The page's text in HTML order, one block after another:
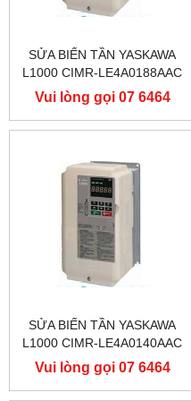
SỬA BIẾN TẦN YASKAWA
L1000 CIMR-LE4A0188AAC
400V 90KW, BIẾN TẦN
YASKAWA L1000
Vui lòng gọi 07 6464
9556
SỬA BIẾN TẦN YASKAWA
L1000 CIMR-LE4A0140AAC
400V 75KW, BIẾN TẦN
YASKAWA L1000
Vui lòng gọi 07 6464
9556